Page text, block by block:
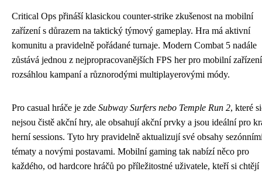
Critical Ops přináší klasickou counter-strike zkušenost na mobilní
zařízení s důrazem na taktický týmový gameplay. Hra má aktivní
komunitu a pravidelně pořádané turnaje. Modern Combat 5 nadále
zůstává jednou z nejpropracovanějších FPS her pro mobilní
rozsáhlou kampaní a různorodými multiplayerovými módy.
Pro casual hráče je zde Subway Surfers nebo Temple Run 2, které
nejsou čistě akční hry, ale obsahují akční prvky a jsou ideální pro
herní sessions. Tyto hry pravidelně aktualizují své obsahy
tématy a novými postavami. Mobilní gaming tak nabízí něco pro
každého, od hardcore hráčů po příležitostné uživatele, kteří si chtějí